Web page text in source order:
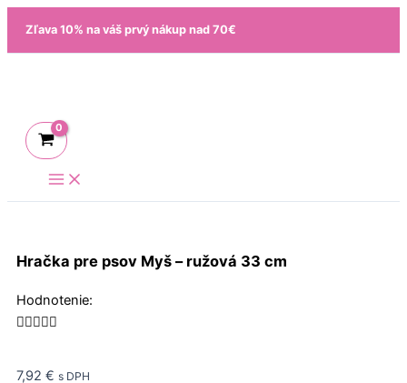
Preskočiť
obsah
Zľava 10% na váš prvý nákup nad 70€
Hračka pre psov Myš – ružová 33 cm
Hodnotenie:

Rated
7,92 € s DPH